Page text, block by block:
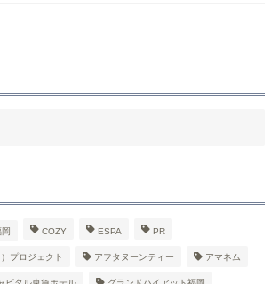
COZY ESPA PR
プロジェクト アフタヌーンティー アマネム